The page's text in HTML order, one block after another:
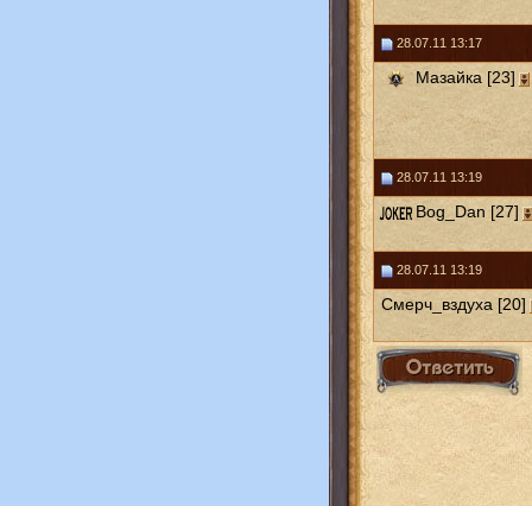
28.07.11 13:17
Мазайка [23]
28.07.11 13:19
Bog_Dan [27]
28.07.11 13:19
Смерч_вздуха [20]